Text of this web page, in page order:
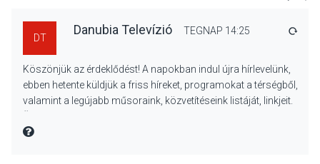
Mordái folk-rock koncert
lesz a pilismaróti Duna-
DT
Danubia Televízió TEGNAP 14:25
Köszönjük az érdeklődést! A napokban indul újra hírlevelünk,
ebben hetente küldjük a friss híreket, programokat a térségből,
valamint a legújabb műsoraink, közvetítéseink listáját, linkjeit.
MIRE MONDTA